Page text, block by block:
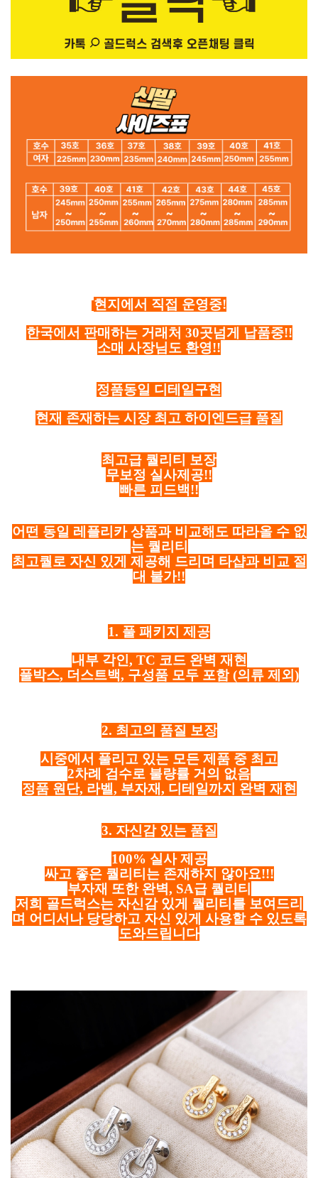
현지에서 직접 운영중!
한국에서 판매하는 거래처 30곳넘게 납품중!!
소매 사장님도 환영!!
정품동일 디테일구현
현재 존재하는 시장 최고 하이엔드급 품질
최고급 퀄리티 보장
무보정 실사제공!!
빠른 피드백!!
어떤 동일 레플리카 상품과 비교해도 따라올 수 없
는 퀄리티
최고퀄로 자신 있게 제공해 드리며 타샵과 비교 절
대 불가!!
1. 풀 패키지 제공
내부 각인, TC 코드 완벽 재현
풀박스, 더스트백, 구성품 모두 포함 (의류 제외)
2. 최고의 품질 보장
시중에서 풀리고 있는 모든 제품 중 최고
2차례 검수로 불량률 거의 없음
정품 원단, 라벨, 부자재, 디테일까지 완벽 재현
3. 자신감 있는 품질
100% 실사 제공
싸고 좋은 퀄리티는 존재하지 않아요!!!
부자재 또한 완벽, SA급 퀄리티
저희 골드럭스는 자신감 있게 퀄리티를 보여드리
며 어디서나 당당하고 자신 있게 사용할 수 있도록
도와드립니다